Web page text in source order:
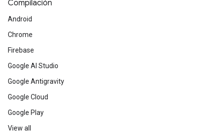
Compilación
Android
Chrome
Firebase
Google AI Studio
Google Antigravity
Google Cloud
Google Play
View all